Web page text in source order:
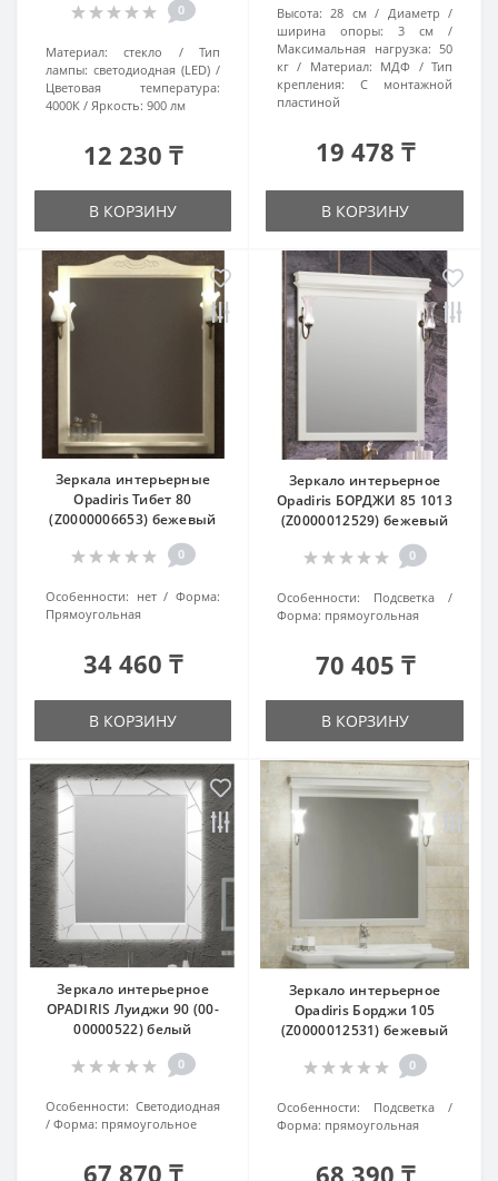
0
Материал: стекло
Тип
лампы: светодиодная (LED)
Цветовая температура:
4000К
Яркость: 900 лм
12 230 ₸
В КОРЗИНУ
Высота: 28 см
Диаметр /
ширина опоры:
3 см
Максимальная нагрузка: 50
кг
Материал: МДФ
Тип
крепления:
С монтажной
пластиной
19 478 ₸
В КОРЗИНУ
Зеркала интерьерные
Opadiris Тибет 80
(Z0000006653) бежевый
0
Особенности: нет
Форма:
Прямоугольная
34 460 ₸
В КОРЗИНУ
Зеркало интерьерное
Opadiris БОРДЖИ 85 1013
(Z0000012529) бежевый
0
Особенности:
Подсветка
Форма: прямоугольная
70 405 ₸
В КОРЗИНУ
Зеркало интерьерное
OPADIRIS Луиджи 90 (00-
00000522) белый
0
Особенности: Светодиодная
Форма: прямоугольное
67 870 ₸
Зеркало интерьерное
Opadiris Борджи 105
(Z0000012531) бежевый
0
Особенности:
Подсветка
Форма: прямоугольная
68 390 ₸